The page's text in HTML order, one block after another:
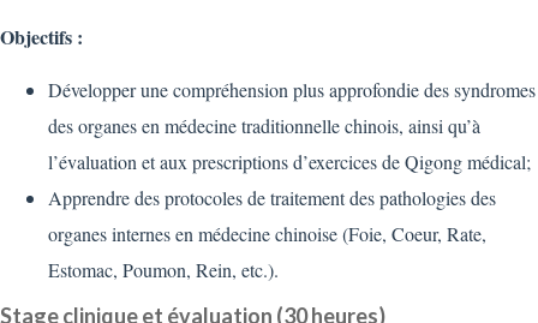
Objectifs :
Développer une compréhension plus approfondie des syndromes
des organes en médecine traditionnelle chinois, ainsi qu’à
l’évaluation et aux prescriptions d’exercices de Qigong médical;
Apprendre des protocoles de traitement des pathologies des
organes internes en médecine chinoise (Foie, Coeur, Rate,
Estomac, Poumon, Rein, etc.).
Stage clinique et évaluation (30 heures)